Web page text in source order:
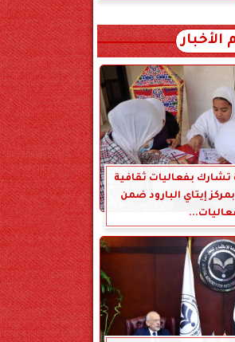
الأخبار
تشارك بفعاليات ثقافية
إيتاي البارود ضمن